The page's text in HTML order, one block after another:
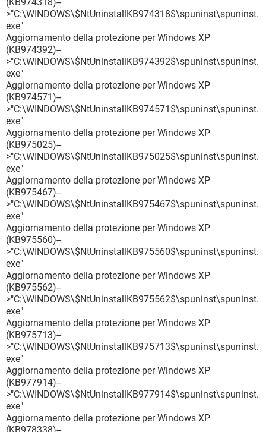
>"C:\WINDOWS\$NtUninstallKB974318$\spuninst\spuninst.
exe"
Aggiornamento della protezione per Windows XP
(KB974392)--
>"C:\WINDOWS\$NtUninstallKB974392$\spuninst\spuninst.
exe"
Aggiornamento della protezione per Windows XP
(KB974571)--
>"C:\WINDOWS\$NtUninstallKB974571$\spuninst\spuninst.
exe"
Aggiornamento della protezione per Windows XP
(KB975025)--
>"C:\WINDOWS\$NtUninstallKB975025$\spuninst\spuninst.
exe"
Aggiornamento della protezione per Windows XP
(KB975467)--
>"C:\WINDOWS\$NtUninstallKB975467$\spuninst\spuninst.
exe"
Aggiornamento della protezione per Windows XP
(KB975560)--
>"C:\WINDOWS\$NtUninstallKB975560$\spuninst\spuninst.
exe"
Aggiornamento della protezione per Windows XP
(KB975562)--
>"C:\WINDOWS\$NtUninstallKB975562$\spuninst\spuninst.
exe"
Aggiornamento della protezione per Windows XP
(KB975713)--
>"C:\WINDOWS\$NtUninstallKB975713$\spuninst\spuninst.
exe"
Aggiornamento della protezione per Windows XP
(KB977914)--
>"C:\WINDOWS\$NtUninstallKB977914$\spuninst\spuninst.
exe"
Aggiornamento della protezione per Windows XP